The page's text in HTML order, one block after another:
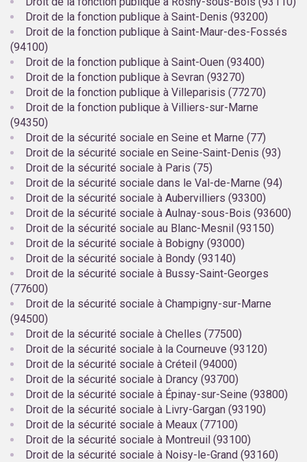
Droit de la fonction publique à Saint-Denis (93200)
Droit de la fonction publique à Saint-Maur-des-Fossés
(94100)
Droit de la fonction publique à Saint-Ouen (93400)
Droit de la fonction publique à Sevran (93270)
Droit de la fonction publique à Villeparisis (77270)
Droit de la fonction publique à Villiers-sur-Marne
(94350)
Droit de la sécurité sociale en Seine et Marne (77)
Droit de la sécurité sociale en Seine-Saint-Denis (93)
Droit de la sécurité sociale à Paris (75)
Droit de la sécurité sociale dans le Val-de-Marne (94)
Droit de la sécurité sociale à Aubervilliers (93300)
Droit de la sécurité sociale à Aulnay-sous-Bois (93600)
Droit de la sécurité sociale au Blanc-Mesnil (93150)
Droit de la sécurité sociale à Bobigny (93000)
Droit de la sécurité sociale à Bondy (93140)
Droit de la sécurité sociale à Bussy-Saint-Georges
(77600)
Droit de la sécurité sociale à Champigny-sur-Marne
(94500)
Droit de la sécurité sociale à Chelles (77500)
Droit de la sécurité sociale à la Courneuve (93120)
Droit de la sécurité sociale à Créteil (94000)
Droit de la sécurité sociale à Drancy (93700)
Droit de la sécurité sociale à Épinay-sur-Seine (93800)
Droit de la sécurité sociale à Livry-Gargan (93190)
Droit de la sécurité sociale à Meaux (77100)
Droit de la sécurité sociale à Montreuil (93100)
Droit de la sécurité sociale à Noisy-le-Grand (93160)